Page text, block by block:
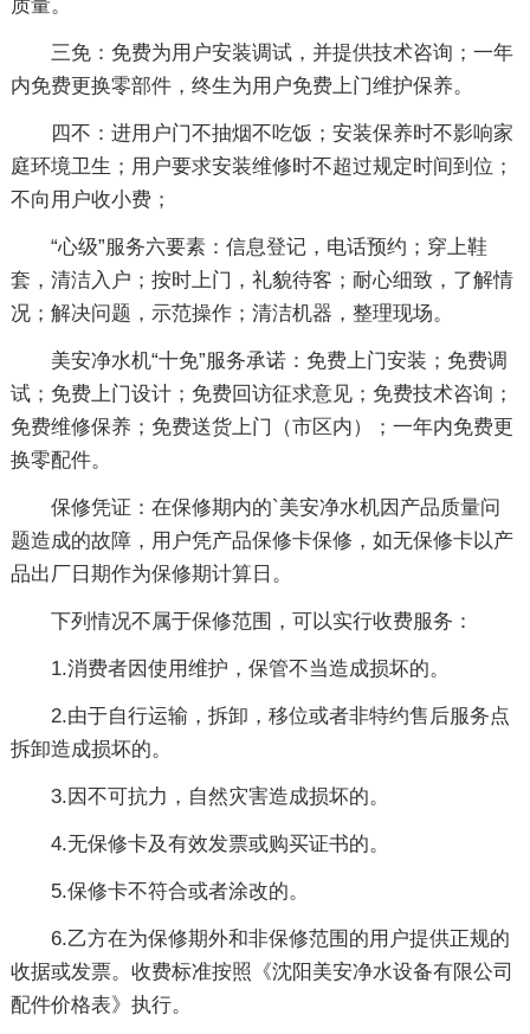
质量。
三免：免费为用户安装调试，并提供技术咨询；一年
内免费更换零部件，终生为用户免费上门维护保养。
四不：进用户门不抽烟不吃饭；安装保养时不影响家
庭环境卫生；用户要求安装维修时不超过规定时间到位；
不向用户收小费；
“心级”服务六要素：信息登记，电话预约；穿上鞋
套，清洁入户；按时上门，礼貌待客；耐心细致，了解情
况；解决问题，示范操作；清洁机器，整理现场。
美安净水机“十免”服务承诺：免费上门安装；免费调
试；免费上门设计；免费回访征求意见；免费技术咨询；
免费维修保养；免费送货上门（市区内）；一年内免费更
换零配件。
保修凭证：在保修期内的`美安净水机因产品质量问
题造成的故障，用户凭产品保修卡保修，如无保修卡以产
品出厂日期作为保修期计算日。
下列情况不属于保修范围，可以实行收费服务：
1.消费者因使用维护，保管不当造成损坏的。
2.由于自行运输，拆卸，移位或者非特约售后服务点
拆卸造成损坏的。
3.因不可抗力，自然灾害造成损坏的。
4.无保修卡及有效发票或购买证书的。
5.保修卡不符合或者涂改的。
6.乙方在为保修期外和非保修范围的用户提供正规的
收据或发票。收费标准按照《沈阳美安净水设备有限公司
配件价格表》执行。